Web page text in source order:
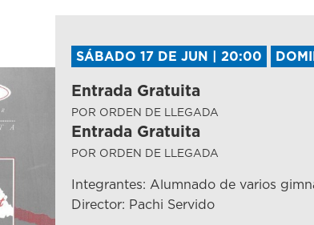
SÁBADO 17 DE JUN | 20:00
Entrada Gratuita
POR ORDEN DE LLEGADA
Entrada Gratuita
POR ORDEN DE LLEGADA
Integrantes: Alumnado de varios
Director: Pachi Servido